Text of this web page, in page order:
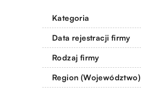
Kategoria
Data rejestracji firmy
Rodzaj firmy
Region (Województwo)